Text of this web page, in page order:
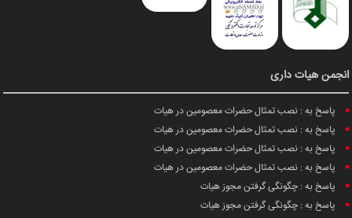
انجمن هیات داری
پاسخ به : نصب تمثال حضرات معصومین در هیات
پاسخ به : نصب تمثال حضرات معصومین در هیات
پاسخ به : نصب تمثال حضرات معصومین در هیات
پاسخ به : نصب تمثال حضرات معصومین در هیات
پاسخ به : چگونگی گرفتن مجوز هیات
پاسخ به : چگونگی گرفتن مجوز هیات